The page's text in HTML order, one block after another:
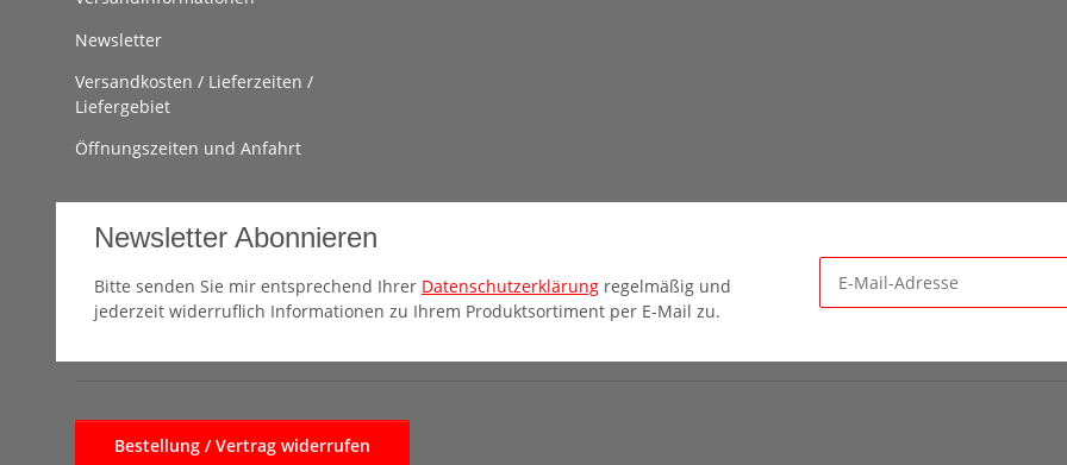
Newsletter
Versandkosten / Lieferzeiten /
Liefergebiet
Öffnungszeiten und Anfahrt
Newsletter Abonnieren
Bitte senden Sie mir entsprechend Ihrer Datenschutzerklärung regelmäßig und
jederzeit widerruflich Informationen zu Ihrem Produktsortiment per E-Mail zu.
Bestellung / Vertrag widerrufen